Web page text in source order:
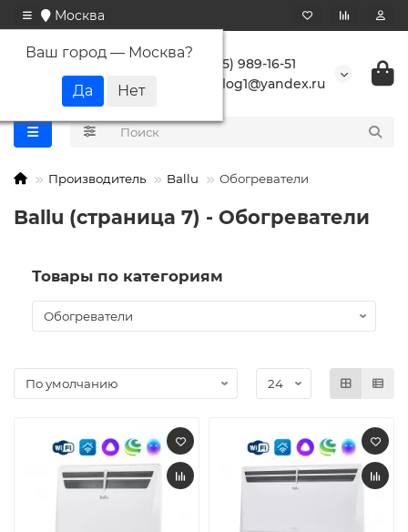
Москва
Ваш город — Москва?
+7 (495) 989-16-51
buranlog1@yandex.ru
Производитель Ballu Обогреватели
Ballu (страница 7) - Обогреватели
Товары по категориям